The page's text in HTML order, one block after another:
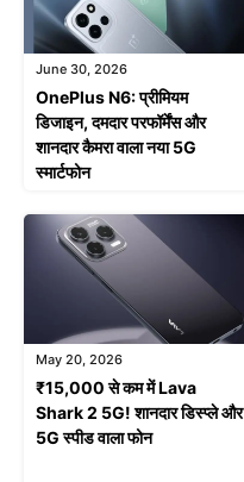
June 30, 2026
OnePlus N6: प्रीमियम
डिजाइन, दमदार परफॉर्मेंस और
शानदार कैमरा वाला नया 5G
स्मार्टफोन
May 20, 2026
₹15,000 से कम में Lava
Shark 2 5G! शानदार डिस्प्ले और
5G स्पीड वाला फोन